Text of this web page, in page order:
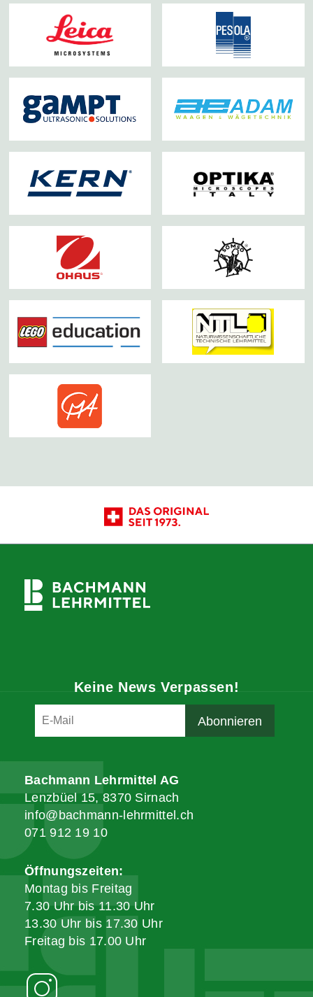
Keine News Verpassen!
Bachmann Lehrmittel AG
Lenzbüel 15, 8370 Sirnach
info@bachmann-lehrmittel.ch
071 912 19 10
Öffnungszeiten:
Montag bis Freitag
7.30 Uhr bis 11.30 Uhr
13.30 Uhr bis 17.30 Uhr
Freitag bis 17.00 Uhr